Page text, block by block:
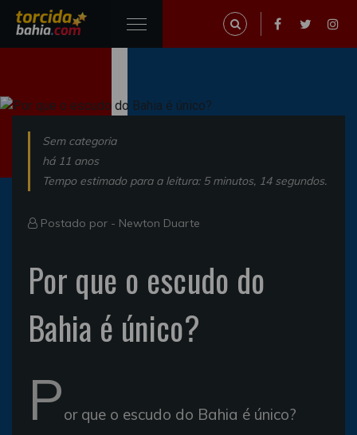
Sem categoria
há 11 anos
Tempo estimado para a leitura: 5 minutos, 14 segundos.
Postado por - Newton Duarte
Por que o escudo do
Bahia é único?
Por que o escudo do Bahia é único?